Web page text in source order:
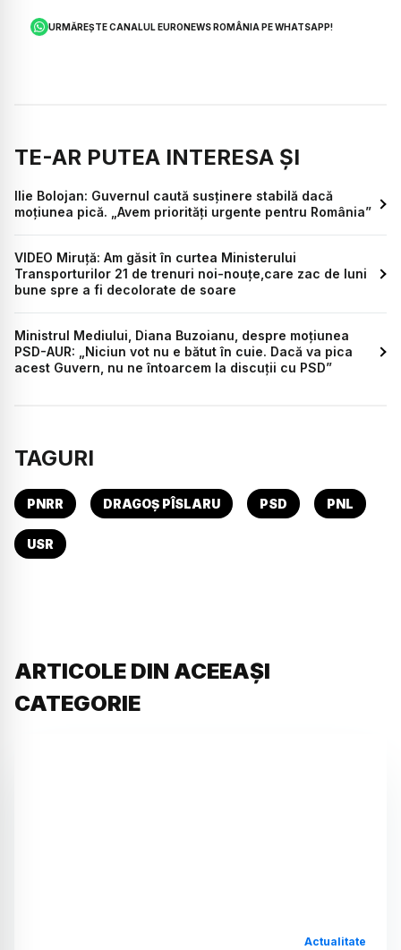
URMĂREȘTE CANALUL EURONEWS ROMÂNIA PE WHATSAPP!
TE-AR PUTEA INTERESA ȘI
Ilie Bolojan: Guvernul caută susținere stabilă dacă
moțiunea pică. „Avem priorități urgente pentru România”
VIDEO Miruță: Am găsit în curtea Ministerului
Transporturilor 21 de trenuri noi-nouțe,care zac de luni
bune spre a fi decolorate de soare
Ministrul Mediului, Diana Buzoianu, despre moțiunea
PSD-AUR: „Niciun vot nu e bătut în cuie. Dacă va pica
acest Guvern, nu ne întoarcem la discuții cu PSD”
TAGURI
PNRR DRAGOȘ PÎSLARU PSD PNL
USR
ARTICOLE DIN ACEEAȘI
CATEGORIE
Actualitate